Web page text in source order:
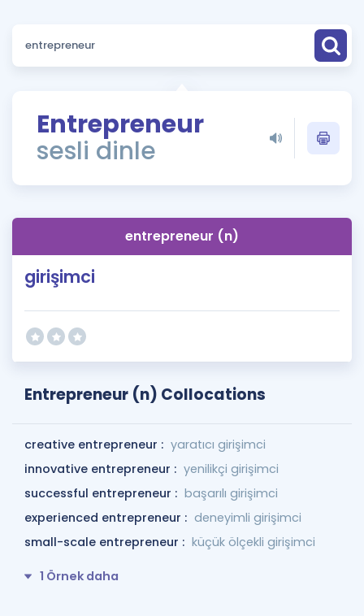
Puan Hesaplama
ÖSYM Sınav Takvimi
Kampanyalar
İngilizce Gramer
Entrepreneur
sesli dinle
entrepreneur (n)
girişimci
Entrepreneur (n) Collocations
creative entrepreneur : yaratıcı girişimci
innovative entrepreneur : yenilikçi girişimci
successful entrepreneur : başarılı girişimci
experienced entrepreneur : deneyimli girişimci
small-scale entrepreneur : küçük ölçekli girişimci
1 Örnek daha